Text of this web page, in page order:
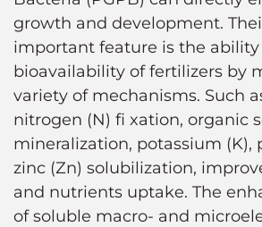
growth and development.
important feature is the
bioavailability of fertilizers by
variety of mechanisms. Such
nitrogen (N) fi xation, organic
mineralization, potassium (K),
zinc (Zn) solubilization,
and nutrients uptake. The
of soluble macro- and